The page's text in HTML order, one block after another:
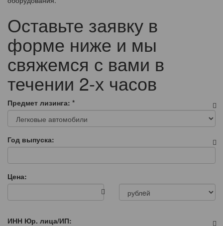
Оставьте заявку в
форме ниже и мы
свяжемся с вами в
течении 2-х часов
Предмет лизинга: *
Год выпуска:
Цена:
ИНН Юр. лица/ИП: